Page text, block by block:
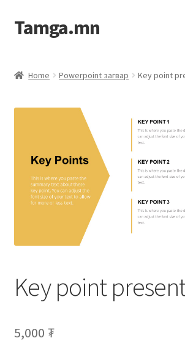
Tamga.mn
Гэрээний загвар
Ажил гүйцэтгэх гэрээ
Дотоод журмын багц
Нягтлан бодох бүртгэл
Home Powerpoint загвар Key point
Key point
5,000 ₮